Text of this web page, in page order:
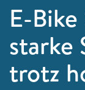
E-
starke
trotz